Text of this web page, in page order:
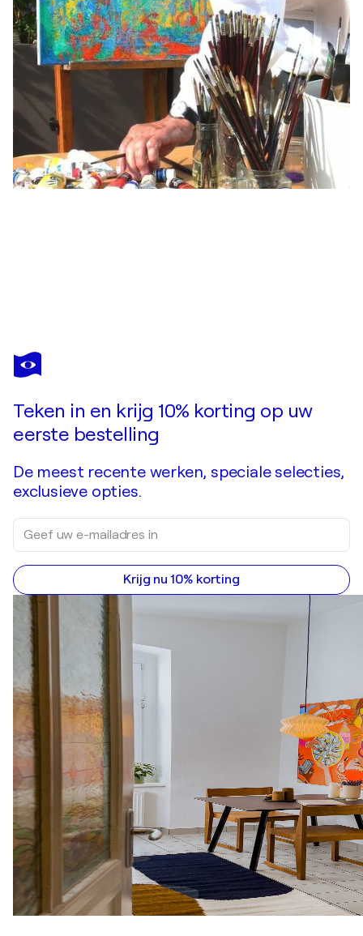
VOLKER MAYR
Casting For Venus
Teken in en krijg 10% korting op uw
eerste bestelling
De meest recente werken, speciale selecties,
exclusieve opties.
Krijg nu 10% korting